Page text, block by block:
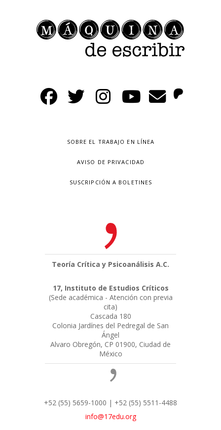
SOBRE EL TRABAJO EN LÍNEA
AVISO DE PRIVACIDAD
SUSCRIPCIÓN A BOLETINES
Teoría Crítica y Psicoanálisis A.C.
17, Instituto de Estudios Críticos
(Sede académica - Atención con previa
cita)
Cascada 180
Colonia Jardínes del Pedregal de San
Ángel
Alvaro Obregón, CP 01900, Ciudad de
México
+52 (55) 5659-1000 | +52 (55) 5511-4488
info@17edu.org